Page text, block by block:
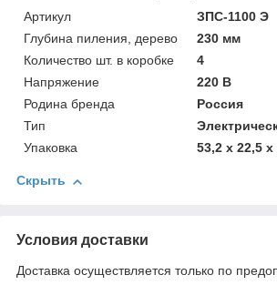
Артикул
ЗПС-1100 Э
Глубина пиления, дерево
230 мм
Количество шт. в коробке
4
Напряжение
220 В
Родина бренда
Россия
Тип
Упаковка
53,2 x 22,5
Скрыть
Условия доставки
Доставка осуществляется только по